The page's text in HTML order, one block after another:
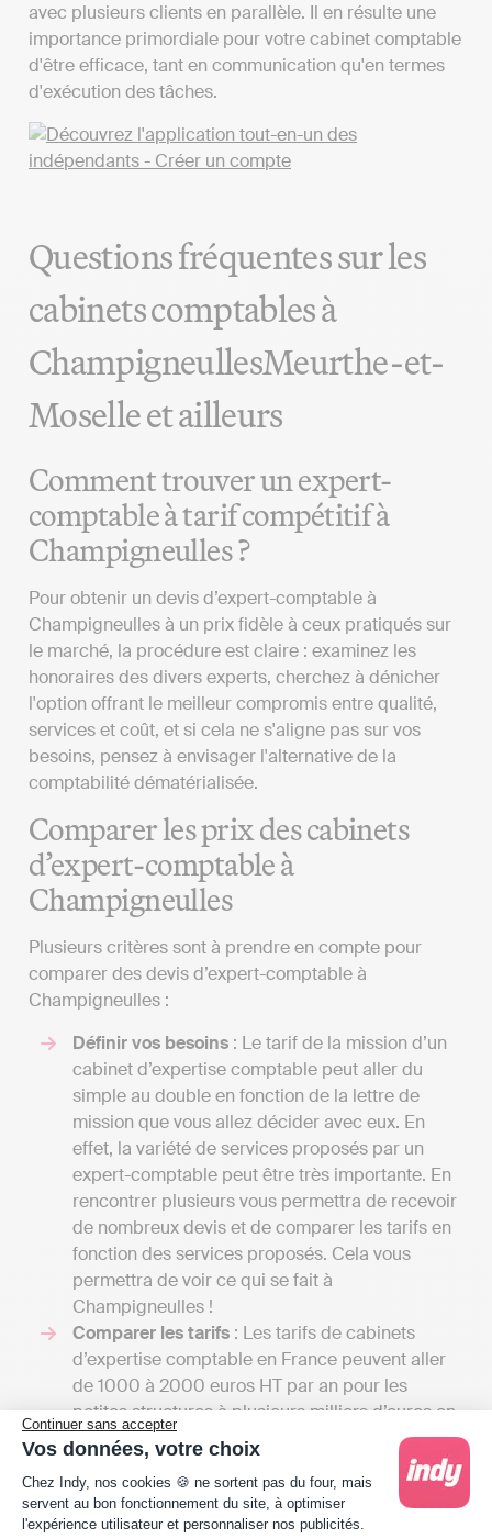
Continuer sans accepter
Vos données, votre choix
Plateforme de Gestion du Consentement :
Chez Indy, nos cookies 🍪 ne sortent pas du four, mais
servent au bon fonctionnement du site, à optimiser
l'expérience utilisateur et personnaliser nos publicités.
avec plusieurs clients en parallèle. Il en résulte une
importance primordiale pour votre cabinet comptable
d'être efficace, tant en communication qu'en termes
d'exécution des tâches.
Questions fréquentes sur les
cabinets comptables à
ChampigneullesMeurthe-et-
Moselle et ailleurs
Comment trouver un expert-
comptable à tarif compétitif à
Champigneulles ?
Pour obtenir un devis d’expert-comptable à
Champigneulles à un prix fidèle à ceux pratiqués sur
le marché, la procédure est claire : examinez les
honoraires des divers experts, cherchez à dénicher
l'option offrant le meilleur compromis entre qualité,
services et coût, et si cela ne s'aligne pas sur vos
besoins, pensez à envisager l'alternative de la
comptabilité dématérialisée.
Comparer les prix des cabinets
d’expert-comptable à
Champigneulles
Plusieurs critères sont à prendre en compte pour
comparer des devis d’expert-comptable à
Champigneulles :
Définir vos besoins : Le tarif de la mission d’un
cabinet d’expertise comptable peut aller du
simple au double en fonction de la lettre de
mission que vous allez décider avec eux. En
effet, la variété de services proposés par un
expert-comptable peut être très importante. En
rencontrer plusieurs vous permettra de recevoir
de nombreux devis et de comparer les tarifs en
fonction des services proposés. Cela vous
permettra de voir ce qui se fait à
Champigneulles !
Comparer les tarifs : Les tarifs de cabinets
d’expertise comptable en France peuvent aller
de 1000 à 2000 euros HT par an pour les
petites structures à plusieurs milliers d’euros en
fonction de si votre entreprise a des besoins
simples de comptabilité de trésorerie ou une
comptabilité d’engagement avec gestion de la
paie, budget prévisionnel etc.